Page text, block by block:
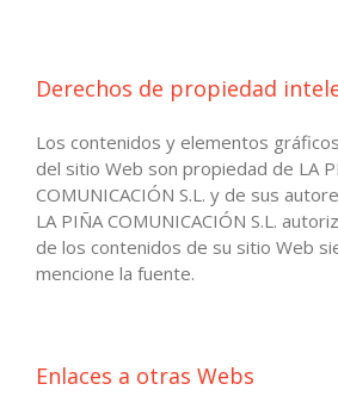
Derechos de propiedad
Los contenidos y elementos
del sitio Web son propiedad de LA
COMUNICACIÓN S.L. y de sus
LA PIÑA COMUNICACIÓN S.L.
de los contenidos de su sitio Web
mencione la fuente.
Enlaces a otras Webs